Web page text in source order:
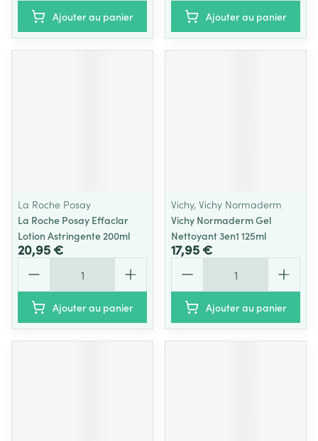
Ajouter au panier Ajouter au panier
La Roche Posay
La Roche Posay Effaclar
Lotion Astringente 200ml
20,95 €
Ajouter au panier
Vichy, Vichy Normaderm
Vichy Normaderm Gel
Nettoyant 3en1 125ml
17,95 €
Ajouter au panier